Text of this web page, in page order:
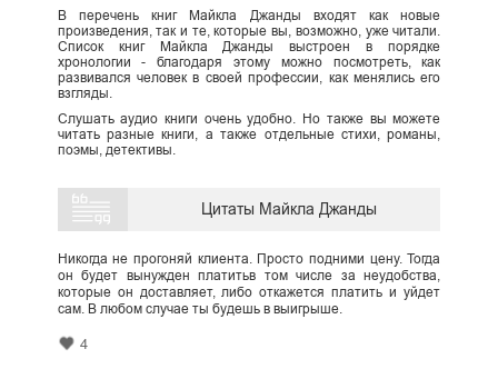
В перечень книг Майкла Джанды входят как новые
произведения, так и те, которые вы, возможно, уже читали.
Список книг Майкла Джанды выстроен в порядке
хронологии - благодаря этому можно посмотреть, как
развивался человек в своей профессии, как менялись его
взгляды.
Слушать аудио книги очень удобно. Но также вы можете
читать разные книги, а также отдельные стихи, романы,
поэмы, детективы.
Цитаты Майкла Джанды
Никогда не прогоняй клиента. Просто подними цену. Тогда
он будет вынужден платитьв том числе за неудобства,
которые он доставляет, либо откажется платить и уйдет
сам. В любом случае ты будешь в выигрыше.
4